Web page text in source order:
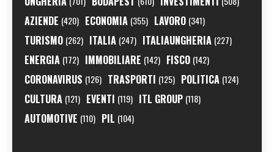
AZIENDE (420) ECONOMIA (355) LAVORO (341)
TURISMO (262) ITALIA (247) ITALIAUNGHERIA (227)
ENERGIA (172) IMMOBILIARE (142) FISCO (142)
CORONAVIRUS (126) TRASPORTI (125) POLITICA (124)
CULTURA (121) EVENTI (119) ITL GROUP (118)
AUTOMOTIVE (110) PIL (104)